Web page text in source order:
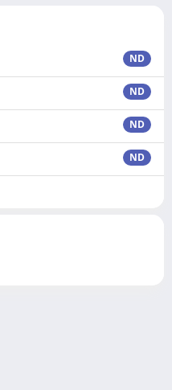
ND
ND
ND
ND